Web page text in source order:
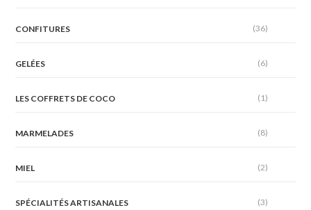
CONFITURES (36)
GELÉES (6)
LES COFFRETS DE COCO (1)
MARMELADES (8)
MIEL (2)
SPÉCIALITÉS ARTISANALES (3)